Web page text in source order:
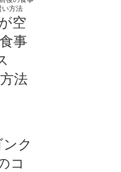
空
事
法
ク
コ